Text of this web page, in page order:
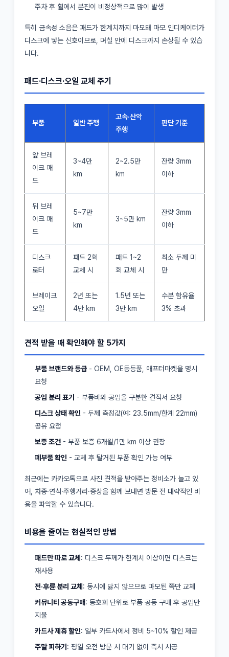
주차 후 휠에서 분진이 비정상적으로 많이 발생
특히 금속성 소음은 패드가 한계치까지 마모돼 마모 인디케이터가
디스크에 닿는 신호이므로, 며칠 안에 디스크까지 손상될 수 있습
니다.
패드·디스크·오일 교체 주기
부품 일반 주행
고속·산악
주행
판단 기준
앞 브레
이크 패
드
3~4만
km
2~2.5만
km
잔량 3mm
이하
뒤 브레
이크 패
드
5~7만
km
3~5만 km
잔량 3mm
이하
디스크
로터
패드 2회
교체 시
패드 1~2
회 교체 시
최소 두께 미
만
브레이크
오일
2년 또는
4만 km
1.5년 또는
3만 km
수분 함유율
3% 초과
견적 받을 때 확인해야 할 5가지
부품 브랜드와 등급 - OEM, OE동등품, 애프터마켓을 명시
요청
공임 분리 표기
- 부품비와 공임을 구분한 견적서 요청
디스크 상태 확인 - 두께 측정값(예: 23.5mm/한계 22mm)
공유 요청
보증 조건 - 부품 보증 6개월/1만 km 이상 권장
폐부품 확인 - 교체 후 탈거된 부품 확인 가능 여부
최근에는 카카오톡으로 사진 견적을 받아주는 정비소가 늘고 있
어, 차종·연식·주행거리·증상을 함께 보내면 방문 전 대략적인 비
용을 파악할 수 있습니다.
비용을 줄이는 현실적인 방법
패드만 따로 교체 : 디스크 두께가 한계치 이상이면 디스크는
재사용
전·후륜 분리 교체 : 동시에 닳지 않으므로 마모된 쪽만 교체
커뮤니티 공동구매: 동호회 단위로 부품 공동 구매 후 공임만
지불
카드사 제휴 할인: 일부 카드사에서 정비 5~10% 할인 제공
주말 피하기 : 평일 오전 방문 시 대기 없이 즉시 시공